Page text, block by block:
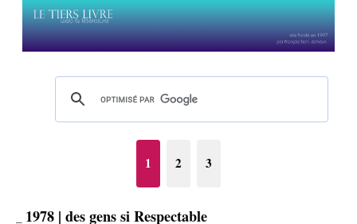
1 2 3
1978 | des gens si Respectable